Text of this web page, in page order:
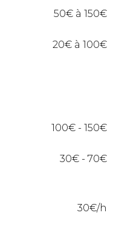
50€ à 150€
20€ à 100€
100€ - 150€
30€ - 70€
30€/h